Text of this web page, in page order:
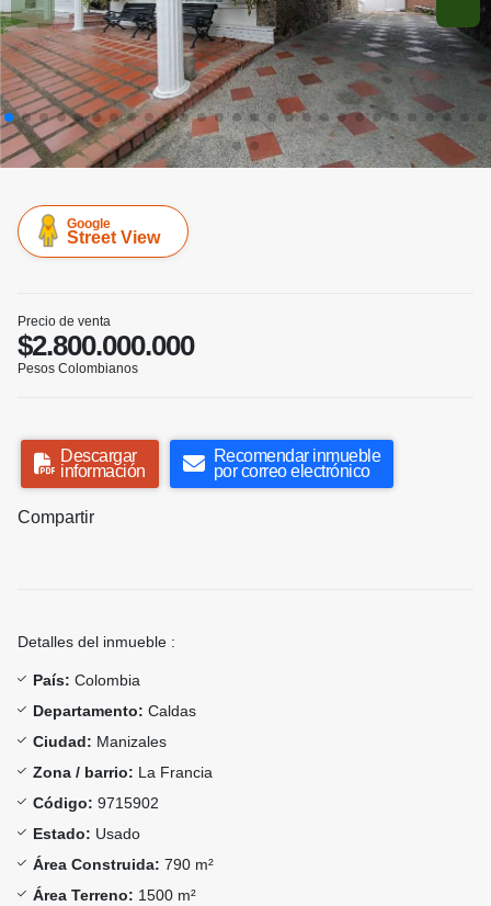
Google
Street View
Precio de venta
$2.800.000.000
Pesos Colombianos
Descargar
información
Recomendar inmueble
por correo electrónico
Compartir
Detalles del inmueble :
País: Colombia
Departamento: Caldas
Ciudad: Manizales
Zona / barrio: La Francia
Código: 9715902
Estado: Usado
Área Construida: 790 m²
Área Terreno: 1500 m²